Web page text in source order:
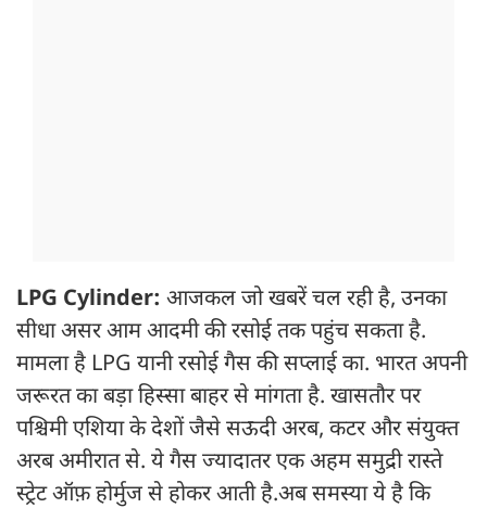
LPG Cylinder: आजकल जो खबरें चल रही है, उनका
सीधा असर आम आदमी की रसोई तक पहुंच सकता है.
मामला है LPG यानी रसोई गैस की सप्लाई का. भारत अपनी
जरूरत का बड़ा हिस्सा बाहर से मांगता है. खासतौर पर
पश्चिमी एशिया के देशों जैसे सऊदी अरब, कटर और संयुक्त
अरब अमीरात से. ये गैस ज्यादातर एक अहम समुद्री रास्ते
स्ट्रेट ऑफ़ होर्मुज से होकर आती है.अब समस्या ये है कि